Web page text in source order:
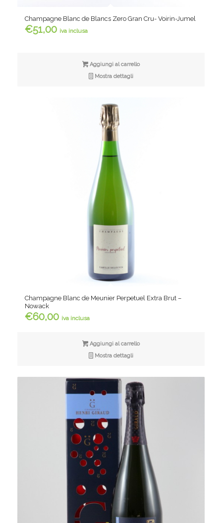
Champagne Blanc de Blancs Zero Gran Cru- Voirin-Jumel
€51,00 iva inclusa
Aggiungi al carrello
Mostra dettagli
Champagne Blanc de Meunier Perpetuel Extra Brut –
Nowack
€60,00 iva inclusa
Aggiungi al carrello
Mostra dettagli